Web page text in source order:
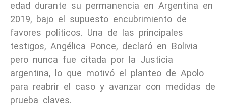
edad durante su permanencia en Argentina en
2019, bajo el supuesto encubrimiento de
favores políticos. Una de las principales
testigos, Angélica Ponce, declaró en Bolivia
pero nunca fue citada por la Justicia
argentina, lo que motivó el planteo de Apolo
para reabrir el caso y avanzar con medidas de
prueba claves.